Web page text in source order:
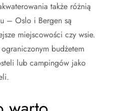
także różnią
– Oslo i Bergen są
miejscowości czy wsie.
budżetem
lub campingów jako